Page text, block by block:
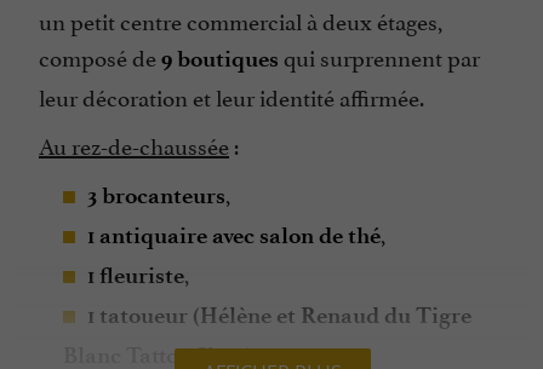
un petit centre commercial à deux étages,
composé de9 boutiques qui surprennent par
leur décoration et leur identité affirmée.
Au rez-de-chaussée:
3 brocanteurs,
1 antiquaire avec salon de thé,
1 fleuriste,
1 tatoueur (Hélène et Renaud du Tigre
Blanc Tattoo Shop),